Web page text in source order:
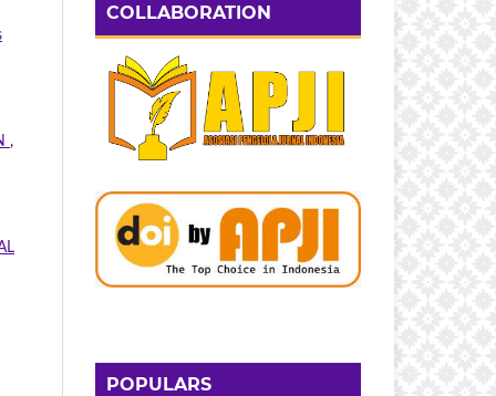
,
COLLABORATION
POPULARS